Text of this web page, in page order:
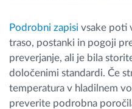
Podrobni zapisi vsake poti
traso, postanki in pogoji
preverjanje, ali je bila
določenimi standardi. Če
temperatura v hladilnem
preverite podrobna